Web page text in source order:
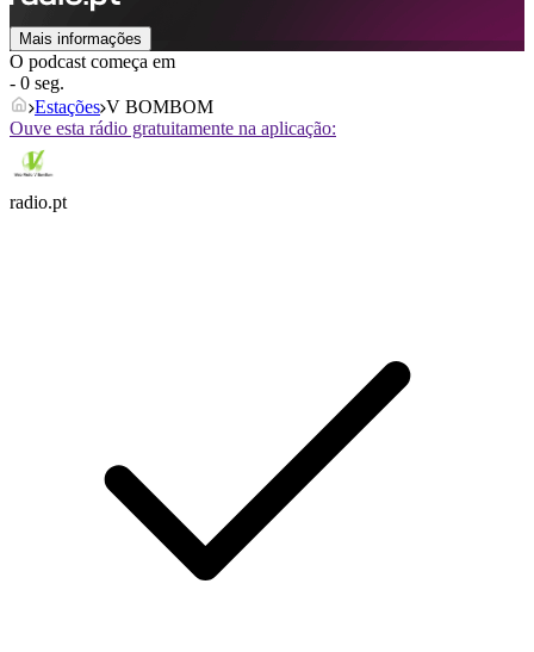
Mais informações
O podcast começa em
- 0 seg.
Estações V BOMBOM
Ouve esta rádio gratuitamente na aplicação:
radio.pt